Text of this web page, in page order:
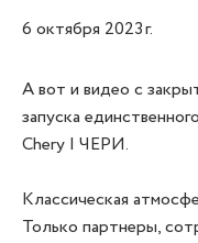
6 октября 2023 г.
А вот и видео с
запуска
Chery | ЧЕРИ.
Классическая
Только партнеры,